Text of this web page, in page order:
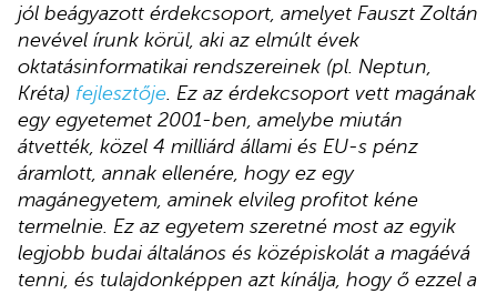
jól beágyazott érdekcsoport, amelyet Fauszt Zoltán
nevével írunk körül, aki az elmúlt évek
oktatásinformatikai rendszereinek (pl. Neptun,
Kréta) fejlesztője. Ez az érdekcsoport vett magának
egy egyetemet 2001-ben, amelybe miután
átvették, közel 4 milliárd állami és EU-s pénz
áramlott, annak ellenére, hogy ez egy
magánegyetem, aminek elvileg profitot kéne
termelnie. Ez az egyetem szeretné most az egyik
legjobb budai általános és középiskolát a magáévá
tenni, és tulajdonképpen azt kínálja, hogy ő ezzel a